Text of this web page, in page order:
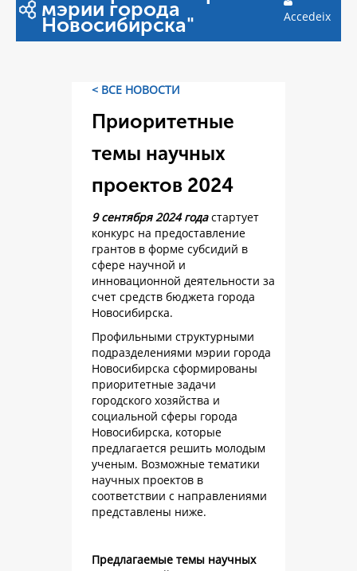
мэрии города
Новосибирска" Accedeix
< ВСЕ НОВОСТИ
Приоритетные
темы научных
проектов 2024
9 сентября 2024 годастартует
конкурс на предоставление
грантов в форме субсидий в
сфере научной и
инновационной деятельности за
счет средств бюджета города
Новосибирска.
Профильными структурными
подразделениями мэрии города
Новосибирска сформированы
приоритетные задачи
городского хозяйства и
социальной сферы города
Новосибирска, которые
предлагается решить молодым
ученым. Возможные тематики
научных проектов в
соответствии с направлениями
представлены ниже.
Предлагаемые темы научных